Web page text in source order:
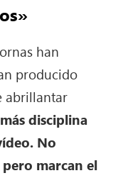
han
producido
abrillantar
disciplina
No
marcan el